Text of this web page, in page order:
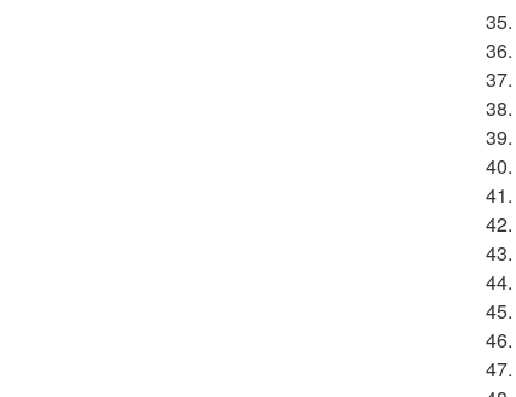
35.
36.
37.
38.
39.
40.
41.
42.
43.
44.
45.
46.
47.